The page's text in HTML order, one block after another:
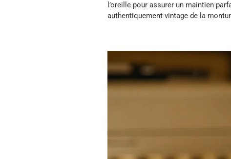
l’oreille pour assurer un maintien
authentiquement vintage de la